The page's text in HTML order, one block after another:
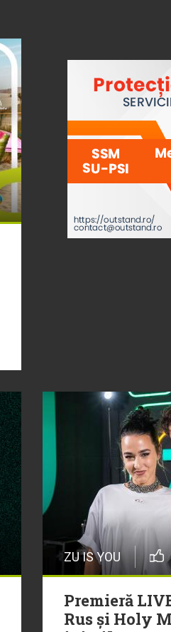
ZU IS YOU
Premieră
Rus și Holy